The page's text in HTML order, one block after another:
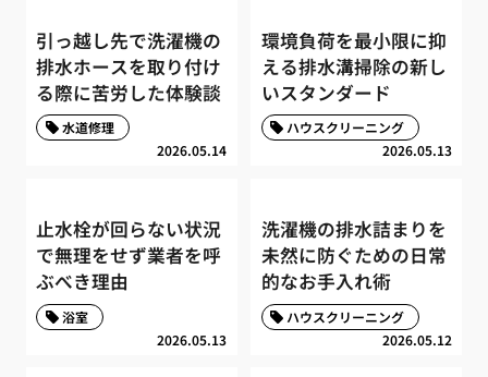
引っ越し先で洗濯機の
排水ホースを取り付け
る際に苦労した体験談
2026.05.14
水道修理
環境負荷を最小限に抑
える排水溝掃除の新し
いスタンダード
2026.05.13
ハウスクリーニング
止水栓が回らない状況
で無理をせず業者を呼
ぶべき理由
2026.05.13
浴室
洗濯機の排水詰まりを
未然に防ぐための日常
的なお手入れ術
2026.05.12
ハウスクリーニング